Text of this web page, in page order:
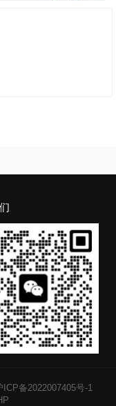
ICP备2022007405号-1